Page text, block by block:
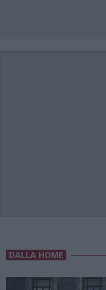
DALLA HOME